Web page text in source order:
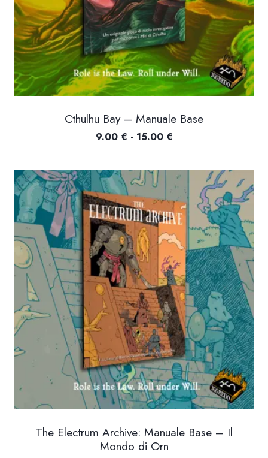
Cthulhu Bay – Manuale Base
9.00 € - 15.00 €Fascia
prezzo:
da
9.00 €
a
15.00 €
The Electrum Archive: Manuale Base – Il
Mondo di Orn